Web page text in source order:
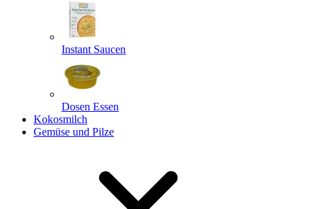
Instant Saucen
Dosen Essen
Kokosmilch
Gemüse und Pilze